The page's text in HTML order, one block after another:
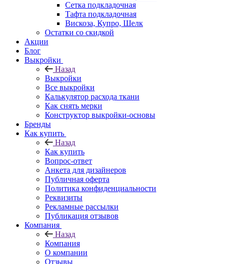
Сетка подкладочная
Тафта подкладочная
Вискоза, Купро, Шелк
Остатки со скидкой
Акции
Блог
Выкройки
Назад
Выкройки
Все выкройки
Калькулятор расхода ткани
Как снять мерки
Конструктор выкройки-основы
Бренды
Как купить
Назад
Как купить
Вопрос-ответ
Анкета для дизайнеров
Публичная оферта
Политика конфиденциальности
Реквизиты
Рекламные рассылки
Публикация отзывов
Компания
Назад
Компания
О компании
Отзывы